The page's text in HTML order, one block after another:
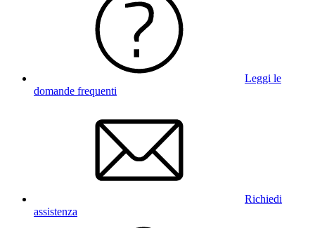
Leggi le
domande frequenti
Richiedi
assistenza